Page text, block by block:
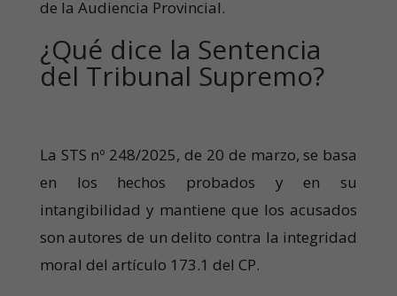
de la Audiencia Provincial.
¿Qué dice la Sentencia
del Tribunal Supremo?
La STS nº 248/2025, de 20 de marzo, se basa
en los hechos probados y en su
intangibilidad y mantiene que los acusados
son autores de un delito contra la integridad
moral del artículo 173.1 del CP.